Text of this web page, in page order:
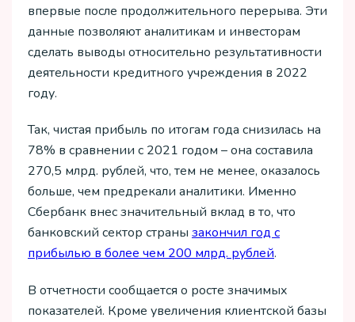
впервые после продолжительного перерыва. Эти
данные позволяют аналитикам и инвесторам
сделать выводы относительно результативности
деятельности кредитного учреждения в 2022
году.
Так, чистая прибыль по итогам года снизилась на
78% в сравнении с 2021 годом – она составила
270,5 млрд. рублей, что, тем не менее, оказалось
больше, чем предрекали аналитики. Именно
Сбербанк внес значительный вклад в то, что
банковский сектор страны закончил год с
прибылью в более чем 200 млрд. рублей.
В отчетности сообщается о росте значимых
показателей. Кроме увеличения клиентской базы